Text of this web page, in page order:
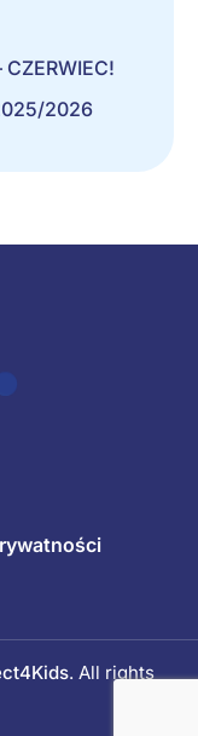
CZERWIEC!
2026
. All rights